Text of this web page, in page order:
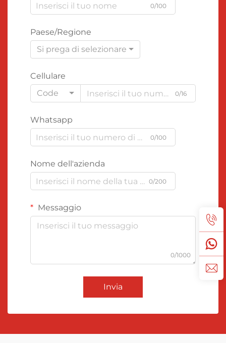
0/100
Paese/Regione
Si prega di selezionare
Cellulare
Code
0/16
Whatsapp
0/100
Nome dell'azienda
0/200
Messaggio
0/1000
Invia